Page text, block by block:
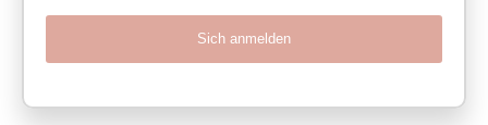
Sich anmelden